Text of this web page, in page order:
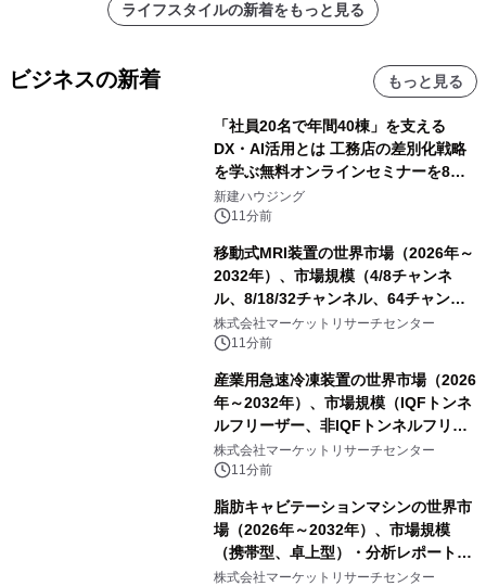
ライフスタイルの新着をもっと見る
ビジネスの新着 もっと見る
「社員20名で年間40棟」を支える
DX・AI活用とは 工務店の差別化戦略
を学ぶ無料オンラインセミナーを8月
20日に開催
新建ハウジング
11分前
移動式MRI装置の世界市場（2026年～
2032年）、市場規模（4/8チャンネ
ル、8/18/32チャンネル、64チャンネ
ル）・分析レポートを発表
株式会社マーケットリサーチセンター
11分前
産業用急速冷凍装置の世界市場（2026
年～2032年）、市場規模（IQFトンネ
ルフリーザー、非IQFトンネルフリー
ザー、スパイラルフリーザー、プレー
トフリーザー、その他）・分析レポー
株式会社マーケットリサーチセンター
11分前
脂肪キャビテーションマシンの世界市
場（2026年～2032年）、市場規模
（携帯型、卓上型）・分析レポートを
発表
株式会社マーケットリサーチセンター